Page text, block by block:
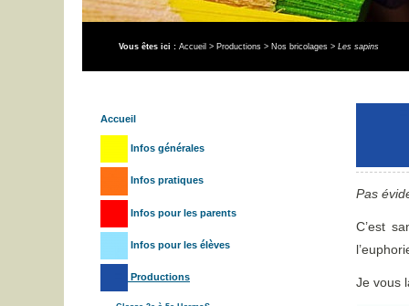
Vous êtes ici : Accueil > Productions > Nos bricolages > Les sapins
Accueil
Infos générales
Infos pratiques
Infos pour les parents
Infos pour les élèves
Productions
Pas
C’est
Je vous